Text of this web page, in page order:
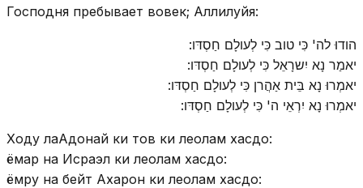
Господня пребывает вовек; Аллилуйя:
הודוּ לה' כִּי טוב כִּי לְעולָם חַסְדּו:
יאמַר נָא יִשרָאֵל כִּי לְעולָם חַסְדּו:
יאמְרוּ נָא בֵּית אַהֲרן כִּי לְעולָם חַסְדּו:
יאמְרוּ נָא יִרְאֵי ה' כִּי לְעולָם חַסְדּו:
Ходу лаАдонай ки тов ки леолам хасдо:
ёмар на Исраэл ки леолам хасдо:
ёмру на бейт Ахарон ки леолам хасдо: